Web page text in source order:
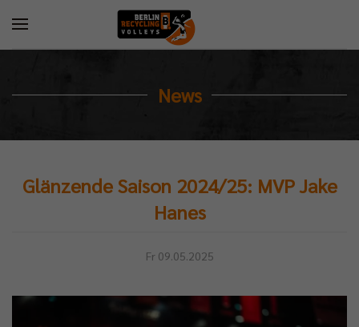
News
Glänzende Saison 2024/25: MVP Jake
Hanes
Fr 09.05.2025